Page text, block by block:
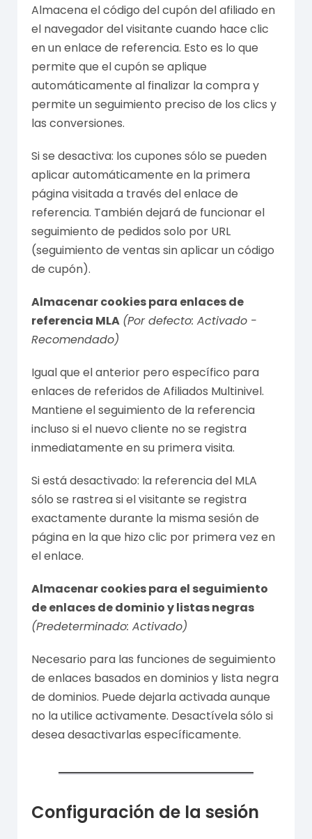
Almacena el código del cupón del afiliado en
el navegador del visitante cuando hace clic
en un enlace de referencia. Esto es lo que
permite que el cupón se aplique
automáticamente al finalizar la compra y
permite un seguimiento preciso de los clics y
las conversiones.
Si se desactiva: los cupones sólo se pueden
aplicar automáticamente en la primera
página visitada a través del enlace de
referencia. También dejará de funcionar el
seguimiento de pedidos solo por URL
(seguimiento de ventas sin aplicar un código
de cupón).
Almacenar cookies para enlaces de
referencia MLA (Por defecto: Activado -
Recomendado)
Igual que el anterior pero específico para
enlaces de referidos de Afiliados Multinivel.
Mantiene el seguimiento de la referencia
incluso si el nuevo cliente no se registra
inmediatamente en su primera visita.
Si está desactivado: la referencia del MLA
sólo se rastrea si el visitante se registra
exactamente durante la misma sesión de
página en la que hizo clic por primera vez en
el enlace.
Almacenar cookies para el seguimiento
de enlaces de dominio y listas negras
(Predeterminado: Activado)
Necesario para las funciones de seguimiento
de enlaces basados en dominios y lista negra
de dominios. Puede dejarla activada aunque
no la utilice activamente. Desactívela sólo si
desea desactivarlas específicamente.
Configuración de la sesión